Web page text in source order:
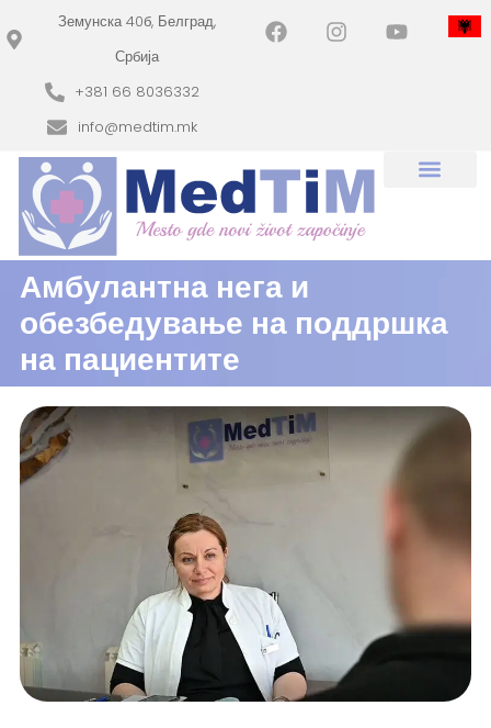
Земунска 40б, Белград,
Србија
+381 66 8036332
info@medtim.mk
Амбулантна нега и
обезбедување на поддршка
на пациентите